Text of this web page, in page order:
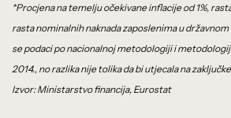
*Procjena na temelju očekivane inflacije od 1%,
rasta nominalnih naknada zaposlenima u
se podaci po nacionalnoj metodologiji i
2014., no razlika nije tolika da bi utjecala na zaključke.
Izvor: Ministarstvo financija, Eurostat